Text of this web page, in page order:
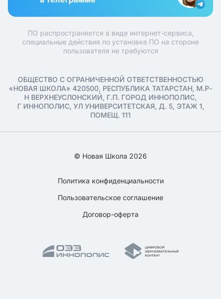
ПО распространяется в виде интернет-сервиса,
специальные действия по установке ПО на стороне
пользователя не требуются
ОБЩЕСТВО С ОГРАНИЧЕННОЙ ОТВЕТСТВЕННОСТЬЮ
«НОВАЯ ШКОЛА» 420500, РЕСПУБЛИКА ТАТАРСТАН, М.Р-
Н ВЕРХНЕУСЛОНСКИЙ, Г.П. ГОРОД ИННОПОЛИС,
Г ИННОПОЛИС, УЛ УНИВЕРСИТЕТСКАЯ, Д. 5, ЭТАЖ 1,
ПОМЕЩ. 111
© Новая Школа 2026
Политика конфиденциальности
Пользовательское соглашение
Договор-оферта